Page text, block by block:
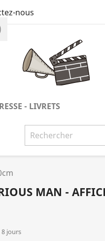
nous
- LIVRETS
MAN -
8 jours